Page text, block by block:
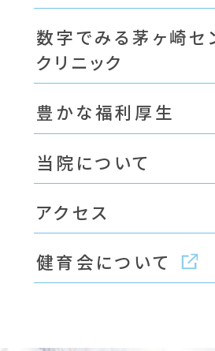
数字でみる茅ヶ崎セ
クリニック
豊かな福利厚生
当院について
アクセス
健育会について